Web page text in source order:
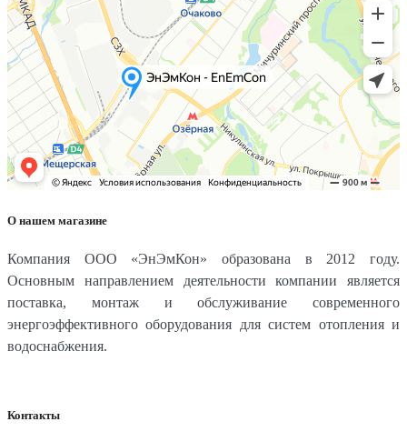
О нашем магазине
Компания ООО «ЭнЭмКон» образована в 2012 году.
Основным направлением деятельности компании является
поставка, монтаж и обслуживание современного
энергоэффективного оборудования для систем отопления и
водоснабжения.
Контакты